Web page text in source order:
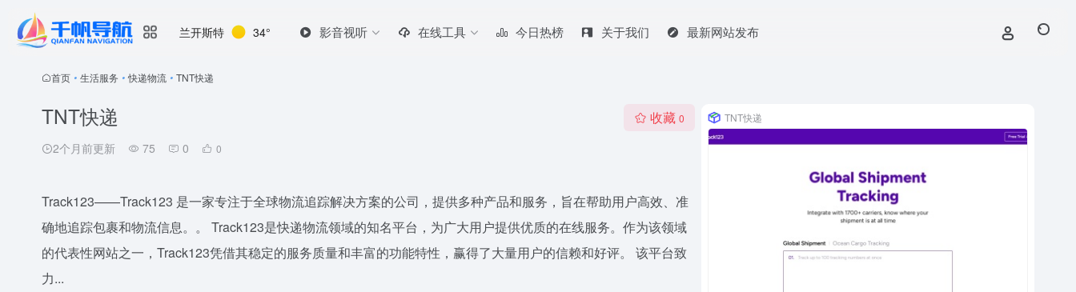
兰开斯特 34° 影音视听 在线工具 今日热榜 关于我们 最新网站发布
首页 • 生活服务 • 快递物流 • TNT快递
TNT快递
2个月前更新 75 0 0
收藏 0
Track123——Track123 是一家专注于全球物流追踪解决方案的公司，提供多种产品和服务，旨在帮助用户高效、准
确地追踪包裹和物流信息。。 Track123是快递物流领域的知名平台，为广大用户提供优质的在线服务。作为该领域
的代表性网站之一，Track123凭借其稳定的服务质量和丰富的功能特性，赢得了大量用户的信赖和好评。 该平台致
力...
TNT快递